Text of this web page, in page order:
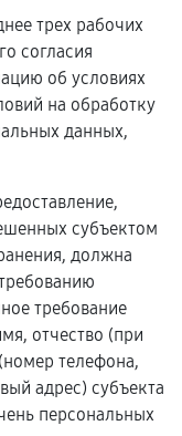
трех рабочих
согласия
об условиях
на обработку
данных,
субъектом
должна
требование
отчество (при
телефона,
адрес) субъекта
персональных